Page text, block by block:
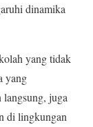
dinamika
yang tidak
yang
juga
di lingkungan